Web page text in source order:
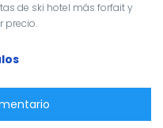
de ski hotel más forfait y
precio.